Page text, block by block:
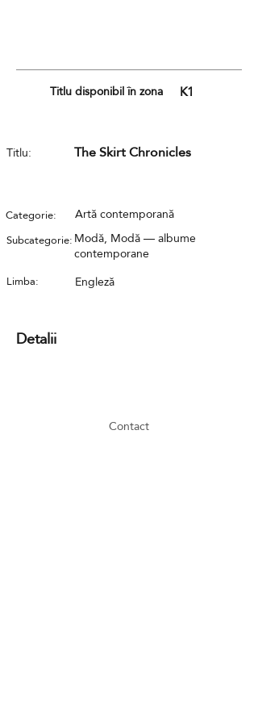
Titlu disponibil în zona K1
Titlu: The Skirt Chronicles
Categorie: Artă contemporană
Subcategorie: Modă, Modă — albume
contemporane
Limba: Engleză
Detalii
Contact